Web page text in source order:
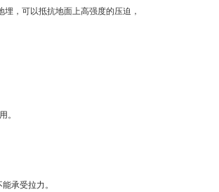
，可以抵抗地面上高强度的压迫，
。
承受拉力。